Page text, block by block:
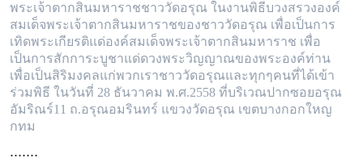
พระเจ้าตากสินมหาราชชาววัดอรุณ ในงานพิธีบวงสรวงองค์
สมเด็จพระเจ้าตากสินมหาราชของชาววัดอรุณ เพื่อเป็นการ
เทิดพระเกียรติแด่องค์สมเด็จพระเจ้าตากสินมหาราช เพื่อ
เป็นการสักการะบูชาแด่ดวงพระวิญญาณของพระองค์ท่าน
เพื่อเป็นสิริมงคลแก่พวกเราชาววัดอรุณและทุกๆคนที่ได้เข้า
ร่วมพิธี ในวันที่ 28 ธันวาคม พ.ศ.2558 ที่บริเวณปากซอยอรุณ
อัมริณร์11 ถ.อรุณอมรินทร์ แขวงวัดอรุณ เขตบางกอกใหญ
กทม
.......